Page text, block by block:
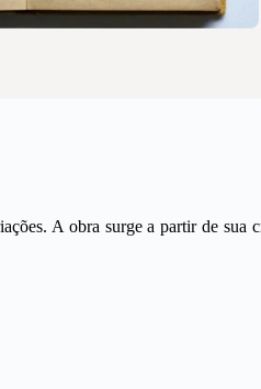
A obra surge a partir de sua